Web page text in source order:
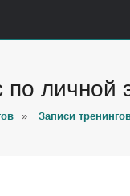
по личной
» Записи